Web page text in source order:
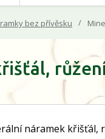
bez přívěsku